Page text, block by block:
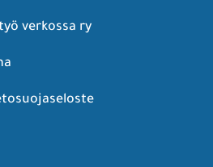
verkossa ry